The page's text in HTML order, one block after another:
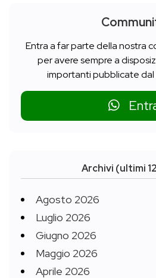
Entra a far parte della nostra
per avere sempre a
importanti pubblicate
Archivi (ultimi
Agosto 2026
Luglio 2026
Giugno 2026
Maggio 2026
Aprile 2026